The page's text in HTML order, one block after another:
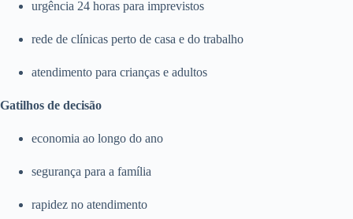
urgência 24 horas para imprevistos
rede de clínicas perto de casa e do trabalho
atendimento para crianças e adultos
Gatilhos de decisão
economia ao longo do ano
segurança para a família
rapidez no atendimento